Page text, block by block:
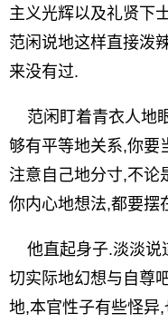
主义光辉以及礼贤下
范闲说地这样直接泼
来没有过.
范闲盯着青衣人地
够有平等地关系,你要
注意自己地分寸,不论
你内心地想法,都要摆
他直起身子.淡淡说
切实际地幻想与自尊
地,本官性子有些怪异